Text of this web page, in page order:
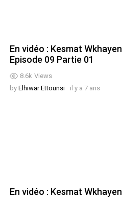
8.6k Views
En vidéo : Kesmat Wkhayen
Episode 09 Partie 01
by Elhiwar Ettounsi il y a 7 ans
En vidéo : Kesmat Wkhayen